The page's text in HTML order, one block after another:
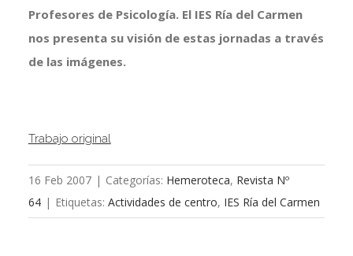
Profesores de Psicología. El IES Ría del Carmen
nos presenta su visión de estas jornadas a través
de las imágenes.
Trabajo original
16 Feb 2007 | Categorías: Hemeroteca, Revista Nº
64 | Etiquetas: Actividades de centro, IES Ría del Carmen